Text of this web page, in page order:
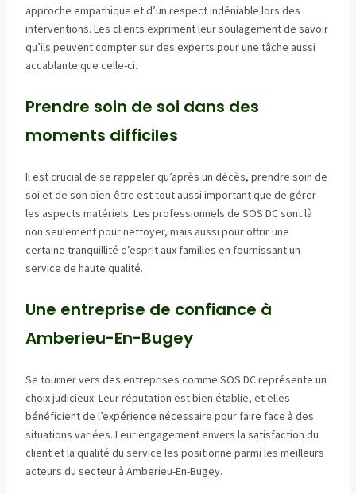
approche empathique et d’un respect indéniable lors des
interventions. Les clients expriment leur soulagement de savoir
qu’ils peuvent compter sur des experts pour une tâche aussi
accablante que celle-ci.
Prendre soin de soi dans des
moments difficiles
Il est crucial de se rappeler qu’après un décès, prendre soin de
soi et de son bien-être est tout aussi important que de gérer
les aspects matériels. Les professionnels de SOS DC sont là
non seulement pour nettoyer, mais aussi pour offrir une
certaine tranquillité d’esprit aux familles en fournissant un
service de haute qualité.
Une entreprise de confiance à
Amberieu-En-Bugey
Se tourner vers des entreprises comme SOS DC représente un
choix judicieux. Leur réputation est bien établie, et elles
bénéficient de l’expérience nécessaire pour faire face à des
situations variées. Leur engagement envers la satisfaction du
client et la qualité du service les positionne parmi les meilleurs
acteurs du secteur à Amberieu-En-Bugey.